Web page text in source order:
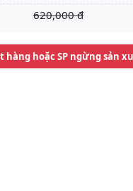
620,000 đ
hàng hoặc SP ngừng sản